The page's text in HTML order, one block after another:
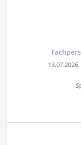
13.07.2026,